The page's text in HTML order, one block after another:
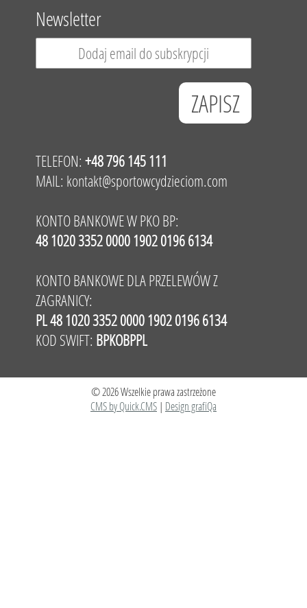
Newsletter
TELEFON: +48 796 145 111
MAIL: kontakt@sportowcydzieciom.com
KONTO BANKOWE W PKO BP:
48 1020 3352 0000 1902 0196 6134
KONTO BANKOWE DLA PRZELEWÓW Z
ZAGRANICY:
PL 48 1020 3352 0000 1902 0196 6134
KOD SWIFT: BPKOBPPL
© 2026 Wszelkie prawa zastrzeżone
CMS by Quick.CMS | Design grafiQa